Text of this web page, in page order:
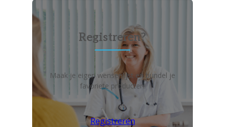
Registreren?
Maak je eigen wensenlijst en bundel je
favoriete producten!
Registreren